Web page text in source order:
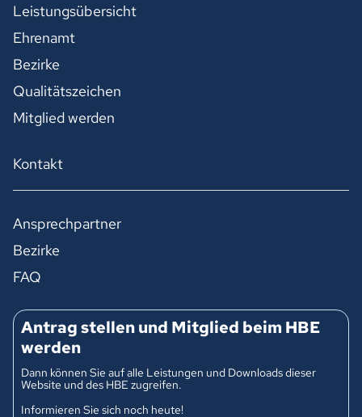
Leistungsübersicht
Ehrenamt
Bezirke
Qualitätszeichen
Mitglied werden
Kontakt
Ansprechpartner
Bezirke
FAQ
Antrag stellen und Mitglied beim HBE
werden
Dann können Sie auf alle Leistungen und Downloads dieser
Website und des HBE zugreifen.
Informieren Sie sich noch heute!